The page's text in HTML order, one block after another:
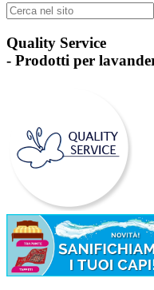
Quality Service
- Prodotti per